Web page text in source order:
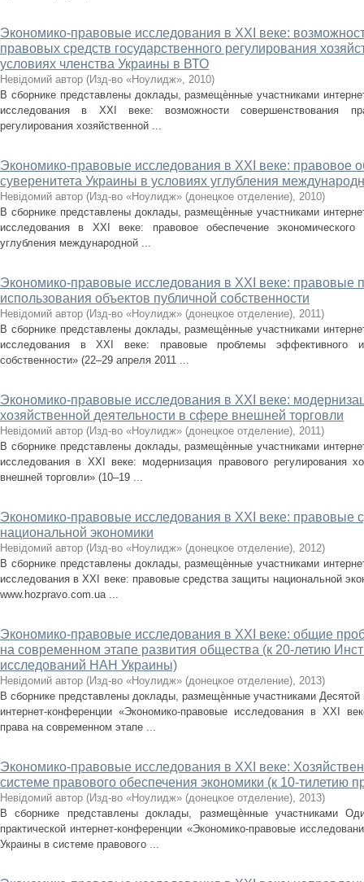
Экономико-правовые исследования в XXI веке:
правовых средств государственного регулирования
условиях членства Украины в ВТО
Невідомий автор (Изд-во «Ноулидж», 2010)
В сборнике представлены доклады, размещѐнные участниками
исследования в XXI веке: возможности совершенствования
регулирования хозяйственной ...
Экономико-правовые исследования в XXI веке: правовое
суверенитета Украины в условиях углубления
Невідомий автор (Изд-во «Ноулидж» (донецкое отделение), 2010)
В сборнике представлены доклады, размещѐнные участниками
исследования в XXI веке: правовое обеспечение
углубления международной ...
Экономико-правовые исследования в XXI веке: правовые
использования объектов публичной собственности
Невідомий автор (Изд-во «Ноулидж» (донецкое отделение), 2011)
В сборнике представлены доклады, размещѐнные участниками
исследования в XXI веке: правовые проблемы эффективного
собственности» (22–29 апреля 2011 ...
Экономико-правовые исследования в XXI веке:
хозяйственной деятельности в сфере внешней торговли
Невідомий автор (Изд-во «Ноулидж» (донецкое отделение), 2011)
В сборнике представлены доклады, размещѐнные участниками
исследования в XXI веке: модернизация правового регулирования
внешней торговли» (10–19 ...
Экономико-правовые исследования в XXI веке: правовые
национальной экономики
Невідомий автор (Изд-во «Ноулидж» (донецкое отделение), 2012)
В сборнике представлены доклады, размещѐнные участниками
исследования в XXI веке: правовые средства защиты национальной
www.hozpravo.com.ua ...
Экономико-правовые исследования в XXI веке: общие
на современном этапе развития общества (к 20-летию
исследований НАН Украины)
Невідомий автор (Изд-во «Ноулидж» (донецкое отделение), 2013)
В сборнике представлены доклады, размещѐнные участниками Десятой
интернет-конференции «Экономико-правовые исследования в XXI
права на современном этапе ...
Экономико-правовые исследования в XXI веке:
системе правового обеспечения экономики (к 10-тилетию
Невідомий автор (Изд-во «Ноулидж» (донецкое отделение), 2013)
В сборнике представлены доклады, размещѐнные участниками
практической интернет-конференции «Экономико-правовые
Украины в системе правового ...